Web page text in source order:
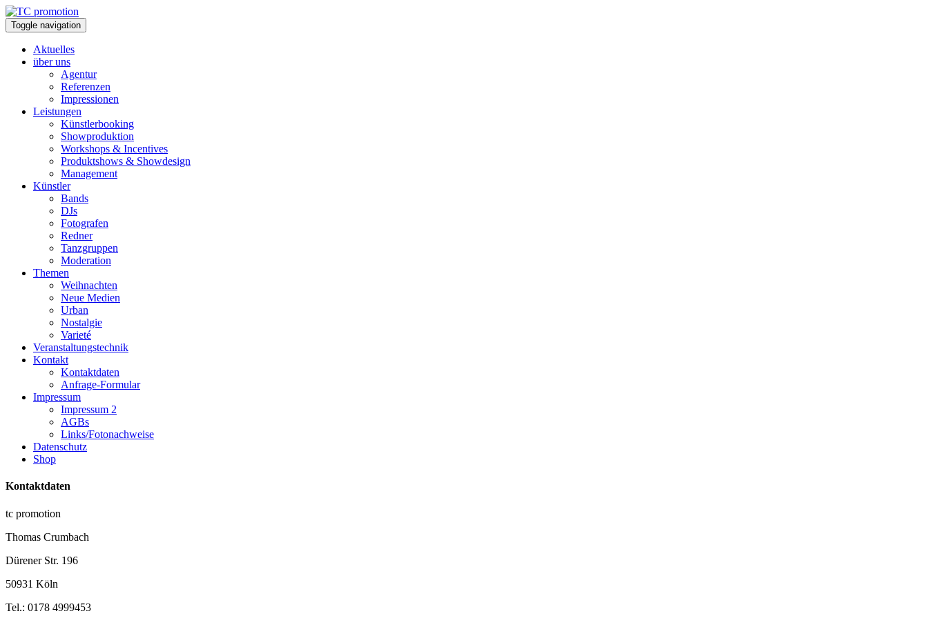
Toggle navigation
Aktuelles
über uns
Agentur
Referenzen
Impressionen
Leistungen
Künstlerbooking
Showproduktion
Workshops & Incentives
Produktshows & Showdesign
Management
Künstler
Bands
DJs
Fotografen
Redner
Tanzgruppen
Moderation
Themen
Weihnachten
Neue Medien
Urban
Nostalgie
Varieté
Veranstaltungstechnik
Kontakt
Kontaktdaten
Anfrage-Formular
Impressum
Impressum 2
AGBs
Links/Fotonachweise
Datenschutz
Shop
Kontaktdaten
tc promotion
Thomas Crumbach
Dürener Str. 196
50931 Köln
Tel.: 0178 4999453